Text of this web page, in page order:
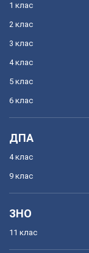
1 клас
2 клас
3 клас
4 клас
5 клас
6 клас
ДПА
4 клас
9 клас
ЗНО
11 клас